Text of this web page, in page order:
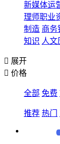
新媒体运
理师职业
制造 商务
知识 人文
 展开
 价格
全部 免费
推荐 热门